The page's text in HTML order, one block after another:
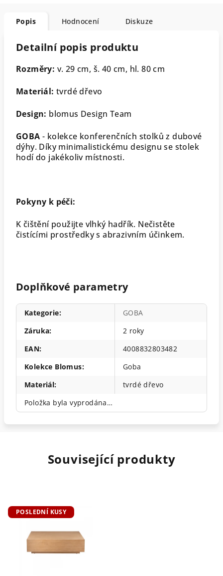
Popis Hodnocení Diskuze
Detailní popis produktu
Rozměry: v. 29 cm, š. 40 cm, hl. 80 cm
Materiál: tvrdé dřevo
Design: blomus Design Team
GOBA - kolekce konferenčních stolků z dubové
dýhy. Díky minimalistickému designu se stolek
hodí do jakékoliv místnosti.
Pokyny k péči:
K čištění použijte vlhký hadřík. Nečistěte
čistícími prostředky s abrazivním účinkem.
Doplňkové parametry
Kategorie:
GOBA
Záruka:
2 roky
EAN:
4008832803482
Kolekce Blomus:
Goba
Materiál:
tvrdé dřevo
Položka byla vyprodána…
Související produkty
POSLEDNÍ KUSY